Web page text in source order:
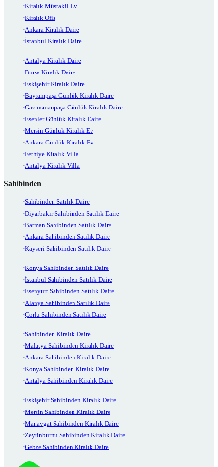
Kiralık Müstakil Ev
Kiralık Ofis
Ankara Kiralık Daire
İstanbul Kiralık Daire
Antalya Kiralık Daire
Bursa Kiralık Daire
Eskişehir Kiralık Daire
Bayrampaşa Günlük Kiralık Daire
Gaziosmanpaşa Günlük Kiralık Daire
Esenler Günlük Kiralık Daire
Mersin Günlük Kiralık Ev
Ankara Günlük Kiralık Ev
Fethiye Kiralık Villa
Antalya Kiralık Villa
Sahibinden
Sahibinden Satılık Daire
Diyarbakır Sahibinden Satılık Daire
Batman Sahibinden Satılık Daire
Ankara Sahibinden Satılık Daire
Kayseri Sahibinden Satılık Daire
Konya Sahibinden Satılık Daire
İstanbul Sahibinden Satılık Daire
Esenyurt Sahibinden Satılık Daire
Alanya Sahibinden Satılık Daire
Çorlu Sahibinden Satılık Daire
Sahibinden Kiralık Daire
Malatya Sahibinden Kiralık Daire
Ankara Sahibinden Kiralık Daire
Konya Sahibinden Kiralık Daire
Antalya Sahibinden Kiralık Daire
Eskişehir Sahibinden Kiralık Daire
Mersin Sahibinden Kiralık Daire
Manavgat Sahibinden Kiralık Daire
Zeytinburnu Sahibinden Kiralık Daire
Gebze Sahibinden Kiralık Daire